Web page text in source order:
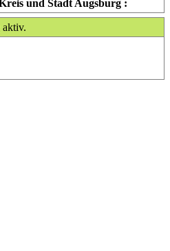
und Stadt Augsburg :
aktiv.